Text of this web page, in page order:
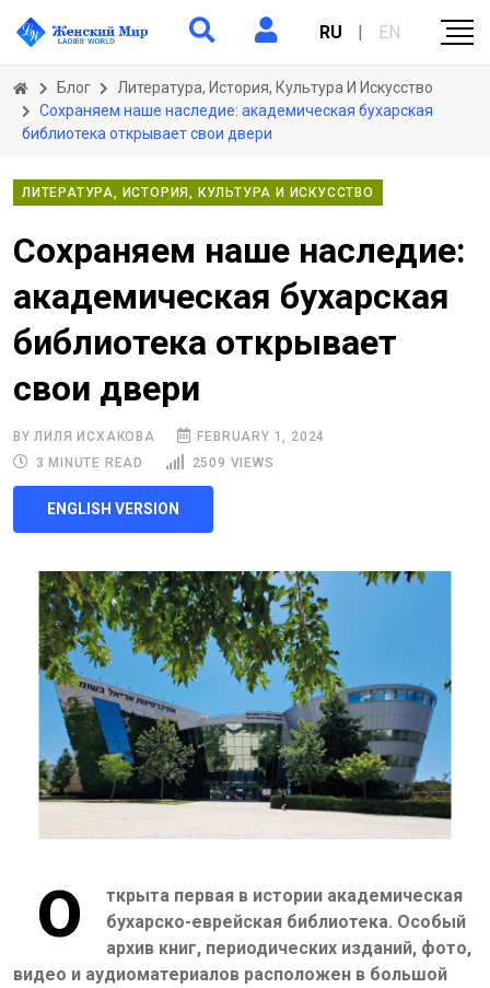
RU | EN
Блог
Литература, История, Культура И Искусство
Сохраняем наше наследие: академическая бухарская
библиотека открывает свои двери
ЛИТЕРАТУРА, ИСТОРИЯ, КУЛЬТУРА И ИСКУССТВО
Сохраняем наше наследие:
академическая бухарская
библиотека открывает
свои двери
BY ЛИЛЯ ИСХАКОВА
FEBRUARY 1, 2024
3 MINUTE READ
2509 VIEWS
ENGLISH VERSION
О
ткрыта первая в истории академическая
бухарско-еврейская библиотека. Особый
архив книг, периодических изданий, фото,
видео и аудиоматериалов расположен в большой